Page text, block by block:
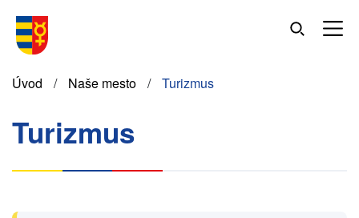
hlavný
Omrvinka
Úvod Naše mesto Turizmus
Turizmus